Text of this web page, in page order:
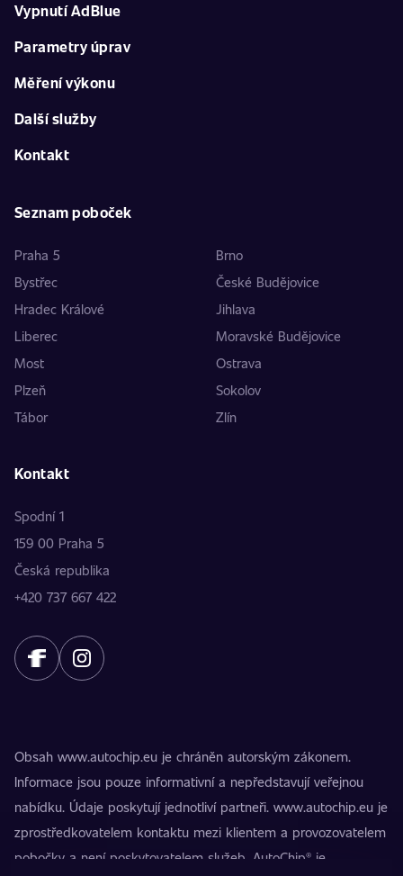
Vypnutí AdBlue
Parametry úprav
Měření výkonu
Další služby
Kontakt
Seznam poboček
Praha 5
Brno
Bystřec
České Budějovice
Hradec Králové
Jihlava
Liberec
Moravské Budějovice
Most
Ostrava
Plzeň
Sokolov
Tábor
Zlín
Kontakt
Spodní 1
159 00 Praha 5
Česká republika
+420 737 667 422
Obsah www.autochip.eu je chráněn autorským zákonem.
Informace jsou pouze informativní a nepředstavují veřejnou
nabídku. Údaje poskytují jednotliví partneři. www.autochip.eu je
zprostředkovatelem kontaktu mezi klientem a provozovatelem
pobočky a není poskytovatelem služeb. AutoChip® je